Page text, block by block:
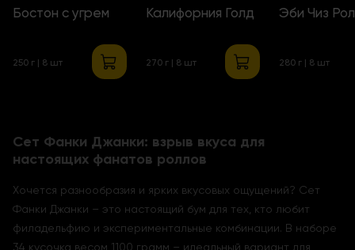
Бостон с угрем
250 г | 8 шт
Калифорния Голд
270 г | 8 шт
Эби Чиз
280 г | 8 шт
Сет Фанки Джанки: взрыв вкуса для
настоящих фанатов роллов
Хочется разнообразия и ярких вкусовых ощущений? Сет
Фанки Джанки – это настоящий бум для тех, кто любит
филадельфию и экспериментальные комбинации. В наборе
34 кусочка весом 1100 грамм – идеальный вариант для